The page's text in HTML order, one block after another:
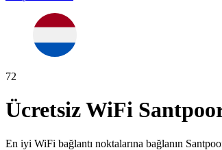
72
Ücretsiz WiFi
En iyi WiFi bağlantı noktalarına bağlanın